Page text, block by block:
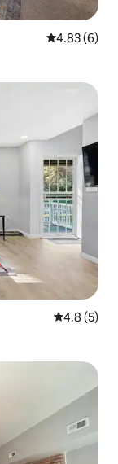
Meánrátáil
4.83 (6)
Meánrátáil
4.8 (5)